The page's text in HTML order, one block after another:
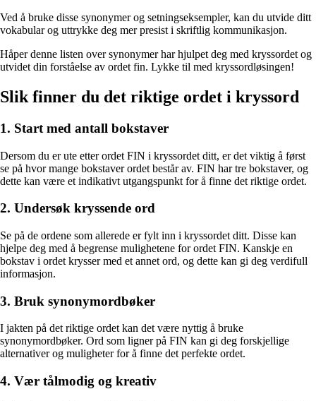
Ved å bruke disse synonymer og setningseksempler, kan du utvide ditt
vokabular og uttrykke deg mer presist i skriftlig kommunikasjon.
Håper denne listen over synonymer har hjulpet deg med kryssordet og
utvidet din forståelse av ordet fin. Lykke til med kryssordløsingen!
Slik finner du det riktige ordet i kryssord
1. Start med antall bokstaver
Dersom du er ute etter ordet FIN i kryssordet ditt, er det viktig å først
se på hvor mange bokstaver ordet består av. FIN har tre bokstaver, og
dette kan være et indikativt utgangspunkt for å finne det riktige ordet.
2. Undersøk kryssende ord
Se på de ordene som allerede er fylt inn i kryssordet ditt. Disse kan
hjelpe deg med å begrense mulighetene for ordet FIN. Kanskje en
bokstav i ordet krysser med et annet ord, og dette kan gi deg verdifull
informasjon.
3. Bruk synonymordbøker
I jakten på det riktige ordet kan det være nyttig å bruke
synonymordbøker. Ord som ligner på FIN kan gi deg forskjellige
alternativer og muligheter for å finne det perfekte ordet.
4. Vær tålmodig og kreativ